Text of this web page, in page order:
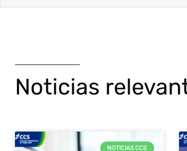
Noticias
NOTICIAS CCS